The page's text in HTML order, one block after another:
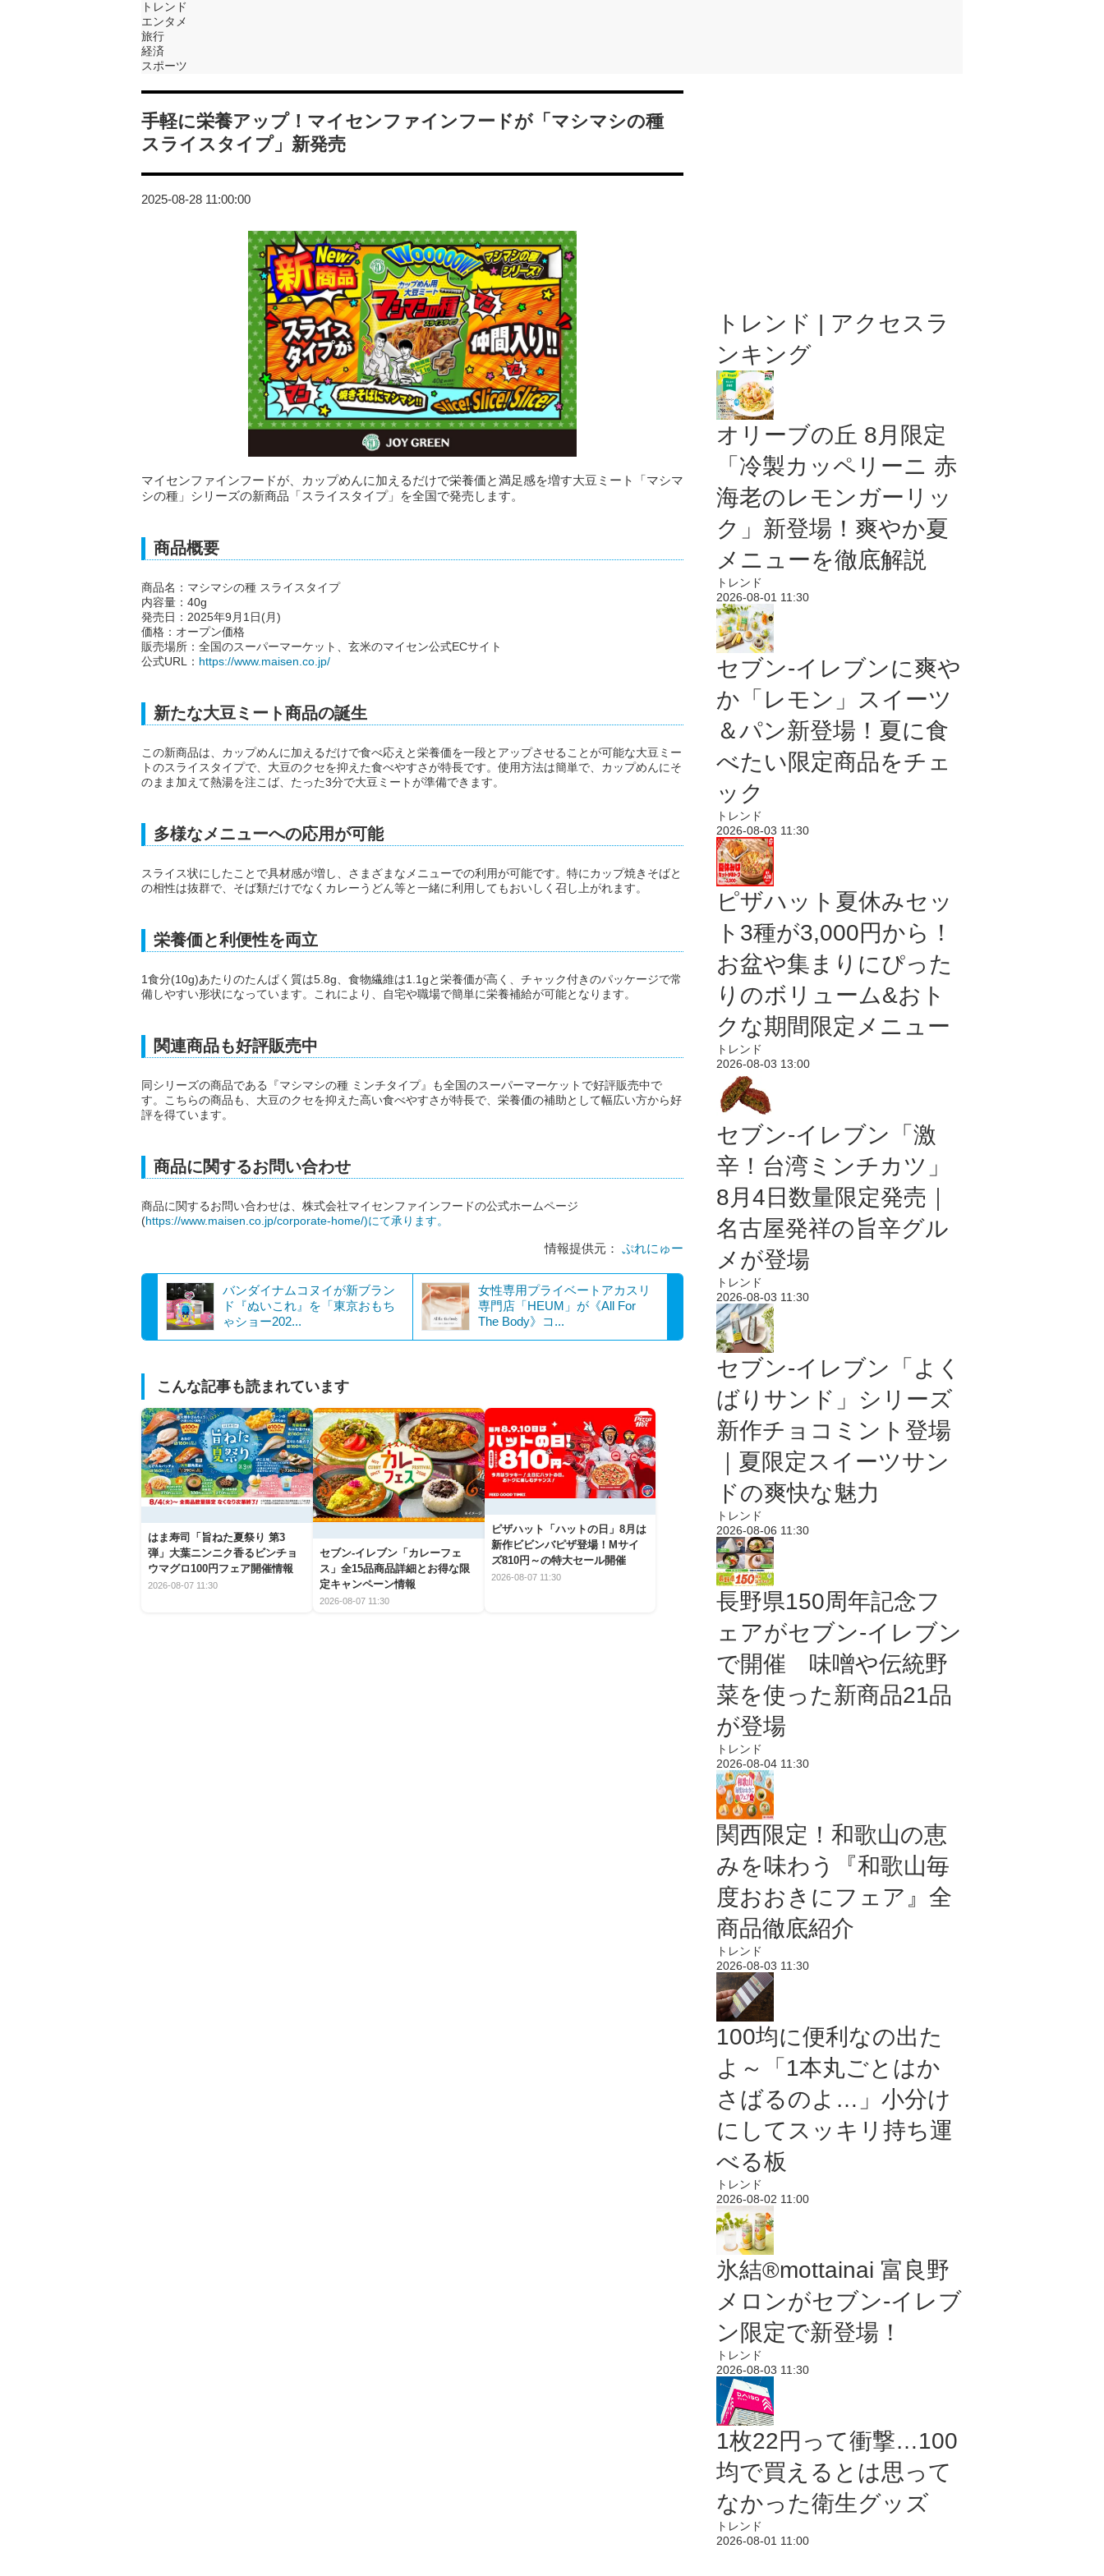
トレンド
エンタメ
旅行
経済
スポーツ
手軽に栄養アップ！マイセンファインフードが「マシマシの種
スライスタイプ」新発売
2025-08-28 11:00:00
マイセンファインフードが、カップめんに加えるだけで栄養価と満足感を増す大豆ミート「マシマ
シの種」シリーズの新商品「スライスタイプ」を全国で発売します。
商品概要
商品名：マシマシの種 スライスタイプ
内容量：40g
発売日：2025年9月1日(月)
価格：オープン価格
販売場所：全国のスーパーマーケット、玄米のマイセン公式ECサイト
公式URL： https://www.maisen.co.jp/
新たな大豆ミート商品の誕生
この新商品は、カップめんに加えるだけで食べ応えと栄養価を一段とアップさせることが可能な大豆ミー
トのスライスタイプで、大豆のクセを抑えた食べやすさが特長です。使用方法は簡単で、カップめんにそ
のまま加えて熱湯を注こば、たった3分で大豆ミートが準備できます。
多様なメニューへの応用が可能
スライス状にしたことで具材感が増し、さまざまなメニューでの利用が可能です。特にカップ焼きそばと
の相性は抜群で、そば類だけでなくカレーうどん等と一緒に利用してもおいしく召し上がれます。
栄養価と利便性を両立
1食分(10g)あたりのたんぱく質は5.8g、食物繊維は1.1gと栄養価が高く、チャック付きのパッケージで常
備しやすい形状になっています。これにより、自宅や職場で簡単に栄養補給が可能となります。
関連商品も好評販売中
同シリーズの商品である『マシマシの種 ミンチタイプ』も全国のスーパーマーケットで好評販売中で
す。こちらの商品も、大豆のクセを抑えた高い食べやすさが特長で、栄養価の補助として幅広い方から好
評を得ています。
商品に関するお問い合わせ
商品に関するお問い合わせは、株式会社マイセンファインフードの公式ホームページ
(https://www.maisen.co.jp/corporate-home/)にて承ります。
情報提供元： ぷれにゅー
バンダイナムコヌイが新ブラン
ド『ぬいこれ』を「東京おもち
ゃショー202...
女性専用プライベートアカスリ
専門店「HEUM」が《All For
The Body》コ...
こんな記事も読まれています
はま寿司「旨ねた夏祭り 第3
弾」大葉ニンニク香るビンチョ
ウマグロ100円フェア開催情報
2026-08-07 11:30
セブン‐イレブン「カレーフェ
ス」全15品商品詳細とお得な限
定キャンペーン情報
2026-08-07 11:30
ピザハット「ハットの日」8月は
新作ビビンバピザ登場！Mサイ
ズ810円～の特大セール開催
2026-08-07 11:30
トレンド | アクセスラ
ンキング
オリーブの丘 8月限定
「冷製カッペリーニ 赤
海老のレモンガーリッ
ク」新登場！爽やか夏
メニューを徹底解説
トレンド
2026-08-01 11:30
セブン‐イレブンに爽や
か「レモン」スイーツ
＆パン新登場！夏に食
べたい限定商品をチェ
ック
トレンド
2026-08-03 11:30
ピザハット夏休みセッ
ト3種が3,000円から！
お盆や集まりにぴった
りのボリューム&おト
クな期間限定メニュー
トレンド
2026-08-03 13:00
セブン-イレブン「激
辛！台湾ミンチカツ」
8月4日数量限定発売｜
名古屋発祥の旨辛グル
メが登場
トレンド
2026-08-03 11:30
セブン‐イレブン「よく
ばりサンド」シリーズ
新作チョコミント登場
｜夏限定スイーツサン
ドの爽快な魅力
トレンド
2026-08-06 11:30
長野県150周年記念フ
ェアがセブン-イレブン
で開催 味噌や伝統野
菜を使った新商品21品
が登場
トレンド
2026-08-04 11:30
関西限定！和歌山の恵
みを味わう『和歌山毎
度おおきにフェア』全
商品徹底紹介
トレンド
2026-08-03 11:30
100均に便利なの出た
よ～「1本丸ごとはか
さばるのよ…」小分け
にしてスッキリ持ち運
べる板
トレンド
2026-08-02 11:00
氷結®mottainai 富良野
メロンがセブン‐イレブ
ン限定で新登場！
トレンド
2026-08-03 11:30
1枚22円って衝撃…100
均で買えるとは思って
なかった衛生グッズ
トレンド
2026-08-01 11:00